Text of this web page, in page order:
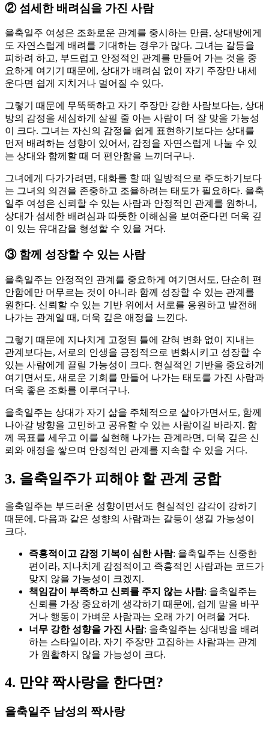
② 섬세한 배려심을 가진 사람
을축일주 여성은 조화로운 관계를 중시하는 만큼, 상대방에게
도 자연스럽게 배려를 기대하는 경우가 많다. 그녀는 갈등을
피하려 하고, 부드럽고 안정적인 관계를 만들어 가는 것을 중
요하게 여기기 때문에, 상대가 배려심 없이 자기 주장만 내세
운다면 쉽게 지치거나 멀어질 수 있다.
그렇기 때문에 무뚝뚝하고 자기 주장만 강한 사람보다는, 상대
방의 감정을 세심하게 살필 줄 아는 사람이 더 잘 맞을 가능성
이 크다. 그녀는 자신의 감정을 쉽게 표현하기보다는 상대를
먼저 배려하는 성향이 있어서, 감정을 자연스럽게 나눌 수 있
는 상대와 함께할 때 더 편안함을 느끼더구나.
그녀에게 다가가려면, 대화를 할 때 일방적으로 주도하기보다
는 그녀의 의견을 존중하고 조율하려는 태도가 필요하다. 을축
일주 여성은 신뢰할 수 있는 사람과 안정적인 관계를 원하니,
상대가 섬세한 배려심과 따뜻한 이해심을 보여준다면 더욱 깊
이 있는 유대감을 형성할 수 있을 거다.
③ 함께 성장할 수 있는 사람
을축일주는 안정적인 관계를 중요하게 여기면서도, 단순히 편
안함에만 머무르는 것이 아니라 함께 성장할 수 있는 관계를
원한다. 신뢰할 수 있는 기반 위에서 서로를 응원하고 발전해
나가는 관계일 때, 더욱 깊은 애정을 느낀다.
그렇기 때문에 지나치게 고정된 틀에 갇혀 변화 없이 지내는
관계보다는, 서로의 인생을 긍정적으로 변화시키고 성장할 수
있는 사람에게 끌릴 가능성이 크다. 현실적인 기반을 중요하게
여기면서도, 새로운 기회를 만들어 나가는 태도를 가진 사람과
더욱 좋은 조화를 이루더구나.
을축일주는 상대가 자기 삶을 주체적으로 살아가면서도, 함께
나아갈 방향을 고민하고 공유할 수 있는 사람이길 바라지. 함
께 목표를 세우고 이를 실현해 나가는 관계라면, 더욱 깊은 신
뢰와 애정을 쌓으며 안정적인 관계를 지속할 수 있을 거다.
3. 을축일주가 피해야 할 관계 궁합
을축일주는 부드러운 성향이면서도 현실적인 감각이 강하기
때문에, 다음과 같은 성향의 사람과는 갈등이 생길 가능성이
크다.
즉흥적이고 감정 기복이 심한 사람: 을축일주는 신중한
편이라, 지나치게 감정적이고 즉흥적인 사람과는 코드가
맞지 않을 가능성이 크겠지.
책임감이 부족하고 신뢰를 주지 않는 사람: 을축일주는
신뢰를 가장 중요하게 생각하기 때문에, 쉽게 말을 바꾸
거나 행동이 가벼운 사람과는 오래 가기 어려울 거다.
너무 강한 성향을 가진 사람: 을축일주는 상대방을 배려
하는 스타일이라, 자기 주장만 고집하는 사람과는 관계
가 원활하지 않을 가능성이 크다.
4. 만약 짝사랑을 한다면?
을축일주 남성의 짝사랑